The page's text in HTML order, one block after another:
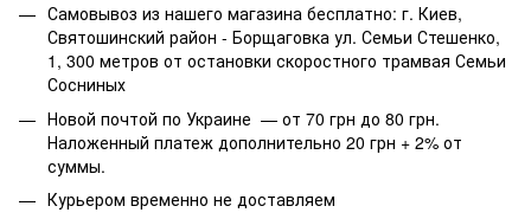
Самовывоз из нашего магазина бесплатно: г. Киев,
Святошинский район - Борщаговка ул. Семьи Стешенко,
1, 300 метров от остановки скоростного трамвая Семьи
Сосниных
Новой почтой по Украине — от 70 грн до 80 грн.
Наложенный платеж дополнительно 20 грн + 2% от
суммы.
Курьером временно не доставляем